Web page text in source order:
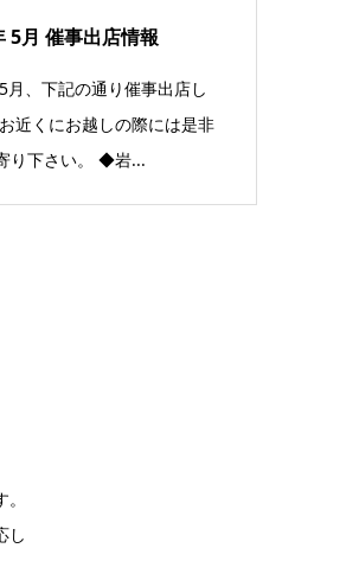
5月 催事出店情報
月、下記の通り催事出店し
近くにお越しの際には是非
り下さい。 ◆岩...
し